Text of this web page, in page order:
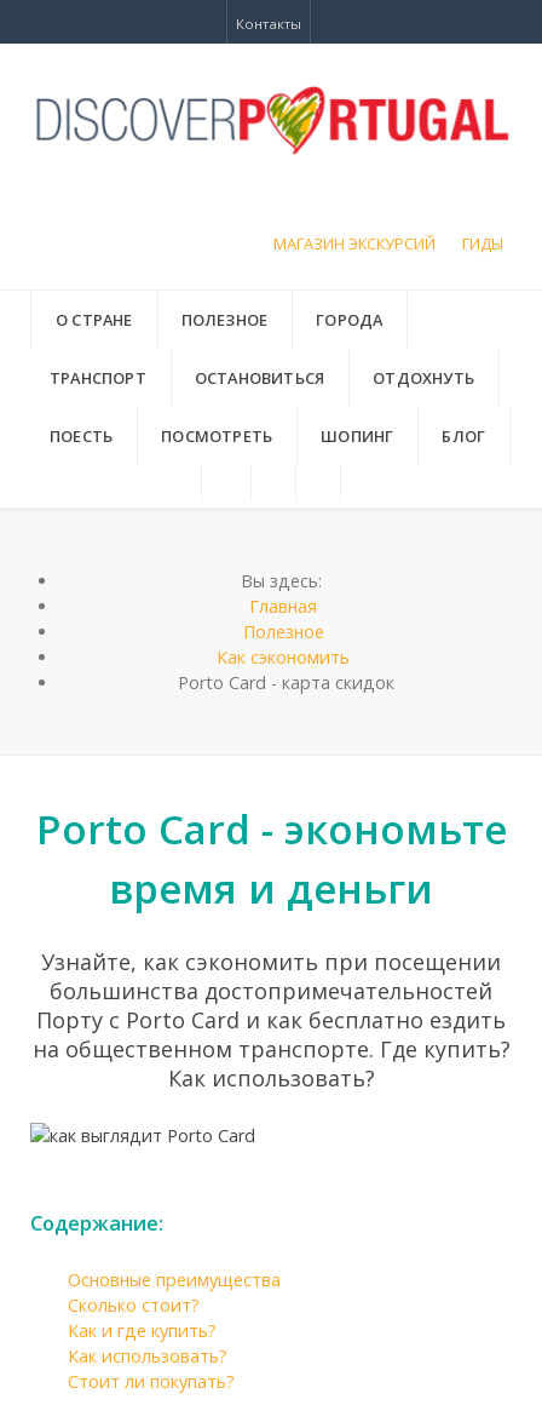
Контакты
МАГАЗИН ЭКСКУРСИЙ ГИДЫ
О СТРАНЕ ПОЛЕЗНОЕ ГОРОДА
ТРАНСПОРТ ОСТАНОВИТЬСЯ ОТДОХНУТЬ
ПОЕСТЬ ПОСМОТРЕТЬ ШОПИНГ БЛОГ
Вы здесь:
Главная
Полезное
Как сэкономить
Porto Card - карта скидок
Porto Card - экономьте
время и деньги
Узнайте, как сэкономить при посещении
большинства достопримечательностей
Порту с Porto Card и как бесплатно ездить
на общественном транспорте. Где купить?
Как использовать?
Содержание:
Основные преимущества
Сколько стоит?
Как и где купить?
Как использовать?
Стоит ли покупать?